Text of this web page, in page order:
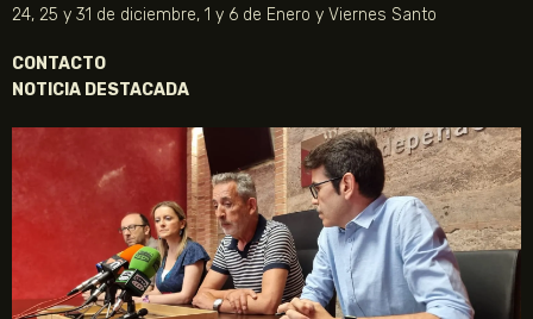
24, 25 y 31 de diciembre, 1 y 6 de Enero y Viernes Santo
CONTACTO
NOTICIA DESTACADA